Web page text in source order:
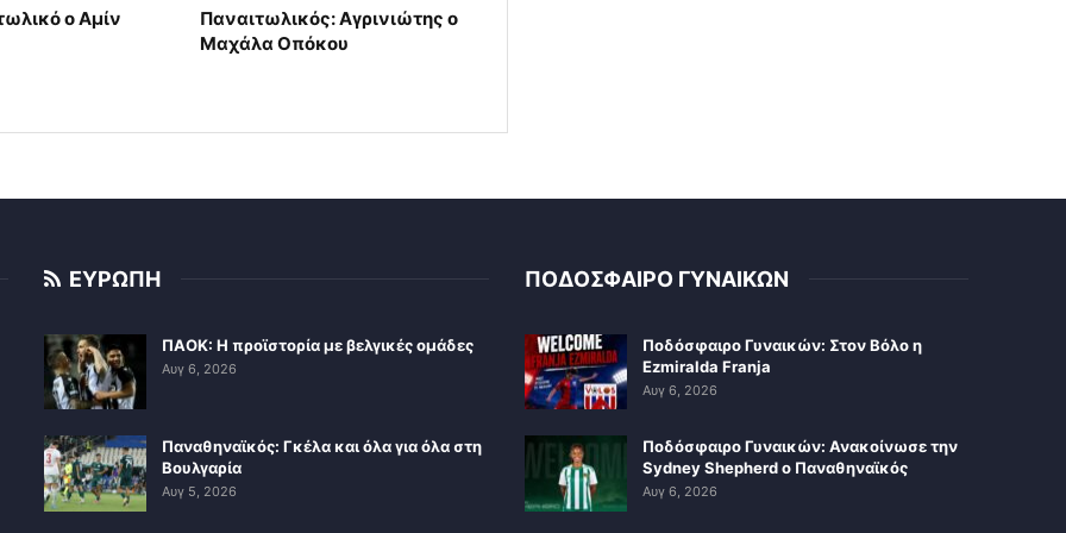
ο Αμίν
Παναιτωλικός: Αγρινιώτης ο
Μαχάλα Οπόκου
ΕΥΡΩΠΗ
ΠΑΟΚ: Η προϊστορία με βελγικές ομάδες
Αυγ 6, 2026
Παναθηναϊκός: Γκέλα και όλα για όλα στη
Βουλγαρία
Αυγ 5, 2026
ΠΟΔΟΣΦΑΙΡΟ ΓΥΝΑΙΚΩΝ
Ποδόσφαιρο Γυναικών: Στον Βόλο η
Ezmiralda Franja
Αυγ 6, 2026
Ποδόσφαιρο Γυναικών: Ανακοίνωσε την
Sydney Shepherd ο Παναθηναϊκός
Αυγ 6, 2026